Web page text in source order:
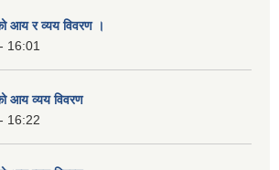
आय र व्यय विवरण ।
16:01
आय व्यय विवरण
16:22